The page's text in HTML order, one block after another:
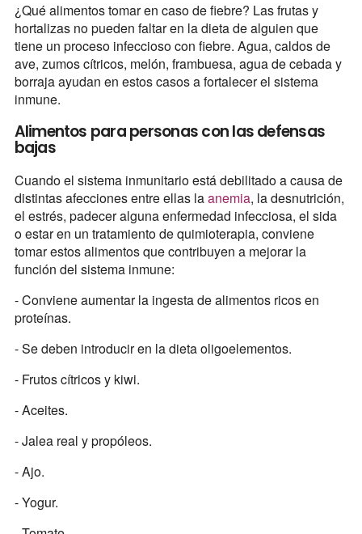
¿Qué alimentos tomar en caso de fiebre? Las frutas y
hortalizas no pueden faltar en la dieta de alguien que
tiene un proceso infeccioso con fiebre. Agua, caldos de
ave, zumos cítricos, melón, frambuesa, agua de cebada y
borraja ayudan en estos casos a fortalecer el sistema
inmune.
Alimentos para personas con las defensas
bajas
Cuando el sistema inmunitario está debilitado a causa de
distintas afecciones entre ellas laanemia, la desnutrición,
el estrés, padecer alguna enfermedad infecciosa, el sida
o estar en un tratamiento de quimioterapia, conviene
tomar estos alimentos que contribuyen a mejorar la
función del sistema inmune:
- Conviene aumentar la ingesta de alimentos ricos en
proteínas.
- Se deben introducir en la dieta oligoelementos.
- Frutos cítricos y kiwi.
- Aceites.
- Jalea real y propóleos.
- Ajo.
- Yogur.